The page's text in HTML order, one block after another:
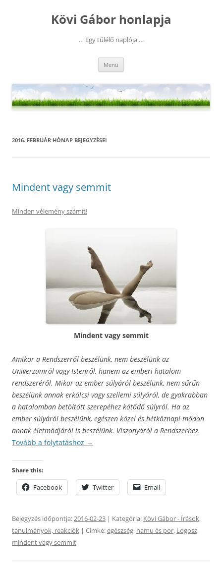
Kövi Gábor honlapja
… Egy túlélő naplója …
Menü
2016. FEBRUÁR HÓNAP BEJEGYZÉSEI
Mindent vagy semmit
Minden vélemény számít!
Mindent vagy semmit
Amikor a Rendszerről beszélünk, nem beszélünk az
Univerzumról vagy Istenről, hanem az emberi hatalom
rendszeréről. Mikor az ember súlyáról beszélünk, nem sűrűn
beszélünk annak erkölcsi vagy szellemi súlyáról, de gyakrabban
a hatalomban betöltött szerepéhez kötődő súlyról. Ha az
ember súlyáról beszélünk, egészen közel és hétköznapi módon
annak életmódjáról is beszélünk. Viszonyáról a Rendszerhez.
Tovább a folytatáshoz →
Share this:
Facebook Twitter Email
Bejegyzés időpontja:2016-02-23 | Kategória: Kövi Gábor - Írások,
tanulmányok, reakciók | Címke:egészség, hamu és por, Logosz,
mindent vagy semmit